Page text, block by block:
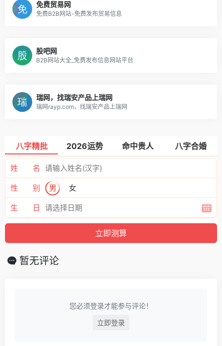
免费贸易网
免费B2B网站-免费发布贸易信息
股吧网
B2B网站大全_免费发布信息网站平台
瑞网，找瑞安产品上瑞网
瑞网rayp.com，找瑞安产品上瑞网
八字精批 2026运势 命中贵人 八字合婚
姓 名
性 别 男 女
生 日
暂无评论
您必须登录才能参与评论！
立即登录